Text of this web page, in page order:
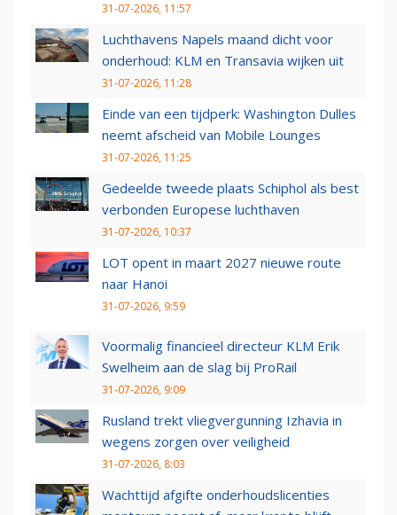
31-07-2026, 11:57
Luchthavens Napels maand dicht voor
onderhoud: KLM en Transavia wijken uit
31-07-2026, 11:28
Einde van een tijdperk: Washington Dulles
neemt afscheid van Mobile Lounges
31-07-2026, 11:25
Gedeelde tweede plaats Schiphol als best
verbonden Europese luchthaven
31-07-2026, 10:37
LOT opent in maart 2027 nieuwe route
naar Hanoi
31-07-2026, 9:59
Voormalig financieel directeur KLM Erik
Swelheim aan de slag bij ProRail
31-07-2026, 9:09
Rusland trekt vliegvergunning Izhavia in
wegens zorgen over veiligheid
31-07-2026, 8:03
Wachttijd afgifte onderhoudslicenties